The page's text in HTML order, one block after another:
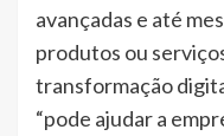
avançadas e até
produtos ou
transformação
“pode ajudar a